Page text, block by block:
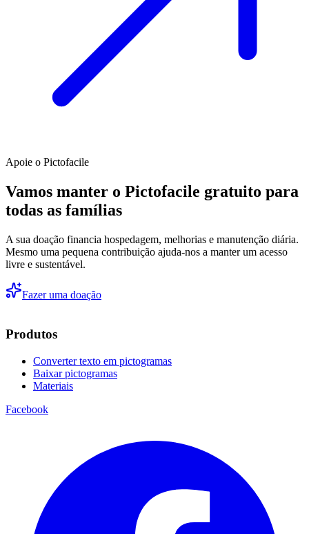
Apoie o Pictofacile
Vamos manter o Pictofacile gratuito para
todas as famílias
A sua doação financia hospedagem, melhorias e manutenção diária.
Mesmo uma pequena contribuição ajuda-nos a manter um acesso
livre e sustentável.
Fazer uma doação
Produtos
Converter texto em pictogramas
Baixar pictogramas
Materiais
Facebook